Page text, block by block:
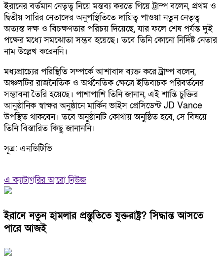
ইরানের বর্তমান নেতৃত্ব নিয়ে মন্তব্য করতে গিয়ে ট্রাম্প বলেন, প্রথম ও
দ্বিতীয় সারির নেতাদের অনুপস্থিতিতে দায়িত্ব পাওয়া নতুন নেতৃত্ব
অত্যন্ত দক্ষ ও বিচক্ষণতার পরিচয় দিয়েছে, যার ফলে শেষ পর্যন্ত দুই
পক্ষের মধ্যে সমঝোতা সম্ভব হয়েছে। তবে তিনি কোনো নির্দিষ্ট নেতার
নাম উল্লেখ করেননি।
মধ্যপ্রাচ্যের পরিস্থিতি সম্পর্কে আশাবাদ ব্যক্ত করে ট্রাম্প বলেন,
অঞ্চলটির রাজনৈতিক ও অর্থনৈতিক ক্ষেত্রে ইতিবাচক পরিবর্তনের
সম্ভাবনা তৈরি হয়েছে। পাশাপাশি তিনি জানান, এই শান্তি চুক্তির
আনুষ্ঠানিক স্বাক্ষর অনুষ্ঠানে মার্কিন ভাইস প্রেসিডেন্ট JD Vance
উপস্থিত থাকবেন। তবে অনুষ্ঠানটি কোথায় অনুষ্ঠিত হবে, সে বিষয়ে
তিনি বিস্তারিত কিছু জানাননি।
সূত্র: এনডিটিভি
এ ক্যাটাগরির আরো নিউজ
ইরানে নতুন হামলার প্রস্তুতিতে যুক্তরাষ্ট্র? সিদ্ধান্ত আসতে
পারে আজই